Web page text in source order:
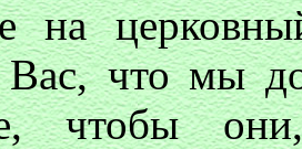
на
Вас, что мы
чтобы